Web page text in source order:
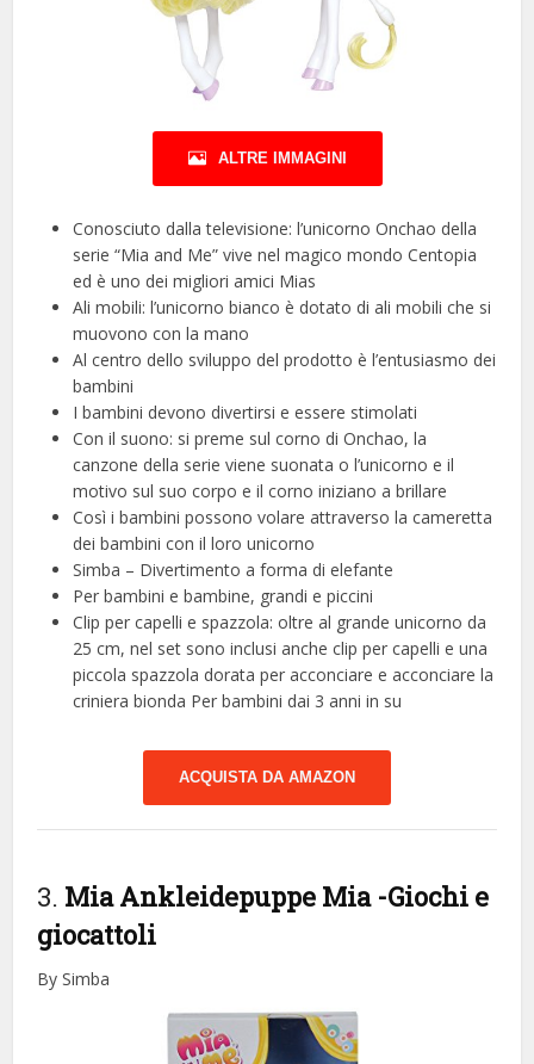
ALTRE IMMAGINI
Conosciuto dalla televisione: l’unicorno Onchao della
serie “Mia and Me” vive nel magico mondo Centopia
ed è uno dei migliori amici Mias
Ali mobili: l’unicorno bianco è dotato di ali mobili che si
muovono con la mano
Al centro dello sviluppo del prodotto è l’entusiasmo dei
bambini
I bambini devono divertirsi e essere stimolati
Con il suono: si preme sul corno di Onchao, la
canzone della serie viene suonata o l’unicorno e il
motivo sul suo corpo e il corno iniziano a brillare
Così i bambini possono volare attraverso la cameretta
dei bambini con il loro unicorno
Simba – Divertimento a forma di elefante
Per bambini e bambine, grandi e piccini
Clip per capelli e spazzola: oltre al grande unicorno da
25 cm, nel set sono inclusi anche clip per capelli e una
piccola spazzola dorata per acconciare e acconciare la
criniera bionda Per bambini dai 3 anni in su
ACQUISTA DA AMAZON
3. Mia Ankleidepuppe Mia -Giochi e
giocattoli
By Simba